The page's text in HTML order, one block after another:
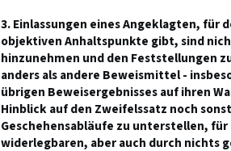
3. Einlassungen eines Angeklagten,
objektiven Anhaltspunkte gibt, sind
hinzunehmen und den Feststellungen
anders als andere Beweismittel -
übrigen Beweisergebnisses auf ihren
Hinblick auf den Zweifelssatz noch
Geschehensabläufe zu unterstellen,
widerlegbaren, aber auch durch nichts